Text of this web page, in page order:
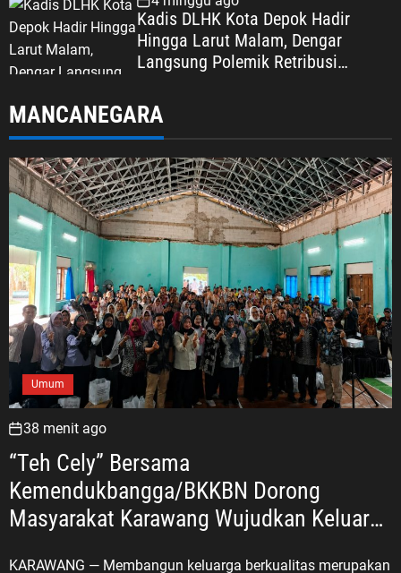
Kadis DLHK Kota Depok Hadir
Hingga Larut Malam, Dengar
Langsung Polemik Retribusi
MANCANEGARA
Umum
38 menit ago
“Teh Cely” Bersama
Kemendukbangga/BKKBN Dorong
Masyarakat Karawang Wujudkan Keluarga
KARAWANG — Membangun keluarga berkualitas merupakan